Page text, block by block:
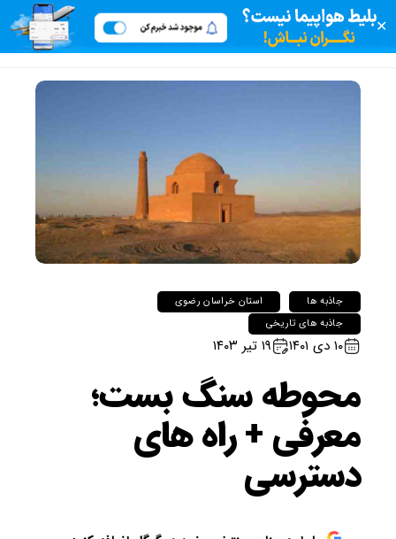
✕
جاذبه ها
استان خراسان رضوی
جاذبه های تاریخی
۱۰ دی ۱۴۰۱ ۱۹ تیر ۱۴۰۳
محوطه سنگ بست؛
معرفی + راه های
دسترسی